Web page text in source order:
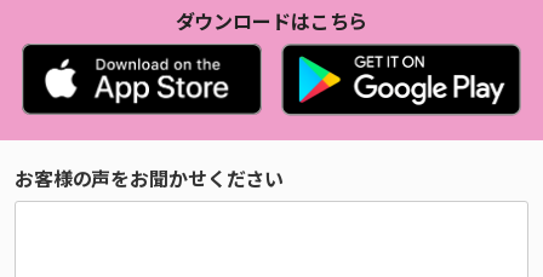
ダウンロードはこちら
お客様の声をお聞かせください